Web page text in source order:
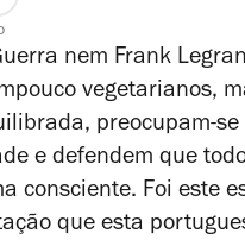
nem Frank
vegetarianos,
preocupam-se
e defendem que
consciente. Foi este
que esta